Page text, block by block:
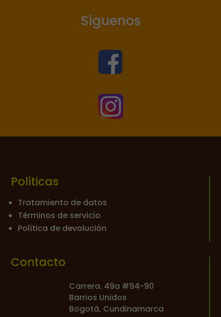
Síguenos


Políticas
Tratamiento de datos
Términos de servicio
Política de devolución
Contacto
Carrera. 49a #94-90
Barrios Unidos
Bogotá, Cundinamarca